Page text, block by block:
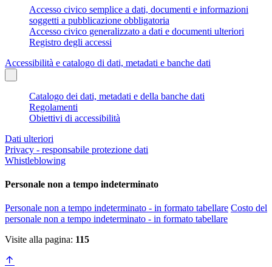
Accesso civico semplice a dati, documenti e informazioni
soggetti a pubblicazione obbligatoria
Accesso civico generalizzato a dati e documenti ulteriori
Registro degli accessi
Accessibilità e catalogo di dati, metadati e banche dati
Catalogo dei dati, metadati e della banche dati
Regolamenti
Obiettivi di accessibilità
Dati ulteriori
Privacy - responsabile protezione dati
Whistleblowing
Personale non a tempo indeterminato
Personale non a tempo indeterminato - in formato tabellare Costo del
personale non a tempo indeterminato - in formato tabellare
Visite alla pagina: 115